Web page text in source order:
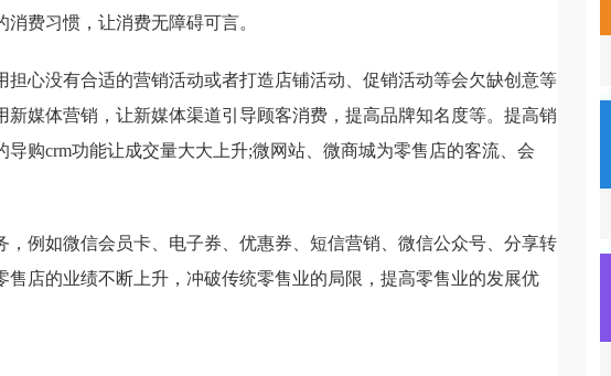
费习惯，让消费无障碍可言。
没有合适的营销活动或者打造店铺活动、促销活动等会欠缺创意等
媒体营销，让新媒体渠道引导顾客消费，提高品牌知名度等。提高销
购crm功能让成交量大大上升;微网站、微商城为零售店的客流、会
，例如微信会员卡、电子券、优惠券、短信营销、微信公众号、分享转
店的业绩不断上升，冲破传统零售业的局限，提高零售业的发展优